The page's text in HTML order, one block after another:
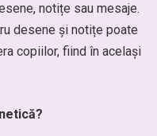
notițe sau mesaje.
desene și notițe poate
copiilor, fiind în același